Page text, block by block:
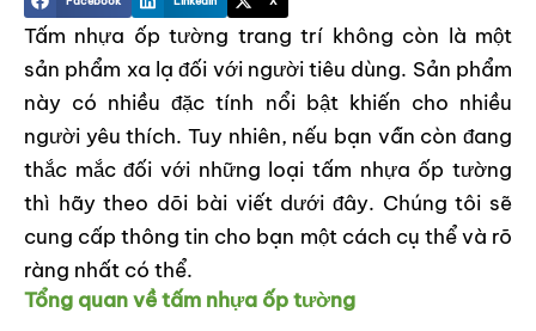
Tấm nhựa ốp tường trang trí không còn là một
sản phẩm xa lạ đối với người tiêu dùng. Sản phẩm
này có nhiều đặc tính nổi bật khiến cho nhiều
người yêu thích. Tuy nhiên, nếu bạn vẫn còn đang
thắc mắc đối với những loại tấm nhựa ốp tường
thì hãy theo dõi bài viết dưới đây. Chúng tôi sẽ
cung cấp thông tin cho bạn một cách cụ thể và rõ
ràng nhất có thể.
Tổng quan về tấm nhựa ốp tường